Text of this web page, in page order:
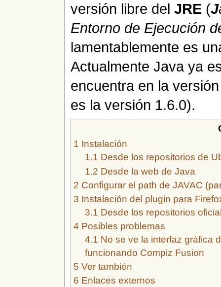
versión libre delJRE (J
Entorno de Ejecución
lamentablemente es
Actualmente Java ya
encuentra en la
es la versión 1.6.0).
1 Instalación
1.1 Desde los repositorios de
1.2 Desde la web de Java
2 Configurar el path de JAVAC
3 Instalación del plugin para
3.1 Desde los repositorios
4 Posibles problemas
4.1 No se ve la interfaz gráfica
funcionando Compiz Fusion
5 Ver también
6 Enlaces externos